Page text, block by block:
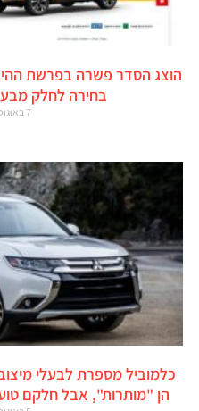
בחירה לחלק
7 באוגוסט 2026
כלמוביל מספרת לבעלי
הן "מותרות", אבל חלקם